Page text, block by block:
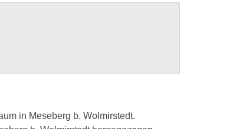
in Meseberg b. Wolmirstedt.